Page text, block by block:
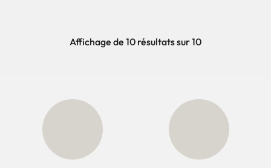
Affichage de 10 résultats sur 10